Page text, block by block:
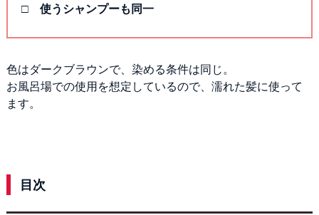
□ 使うシャンプーも同一
色はダークブラウンで、染める条件は同じ。
お風呂場での使用を想定しているので、濡れた髪に使って
ます。
目次